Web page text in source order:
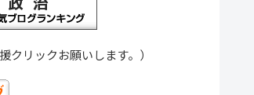
クリックお願いします。）